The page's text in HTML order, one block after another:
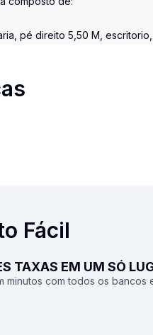
pé direito 5,50 M,
Fácil
TAXAS EM UM SÓ
minutos com todos os bancos